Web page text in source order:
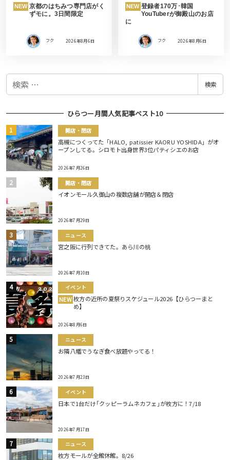
NEW 京都のはちみつ専門店がく
ずモに。3日間限定
フク 2026年8月6日
NEW 登録者170万･韓国
YouTuberが御殿山のお店
に
フク 2026年8月6日
検
検索
ひらつー月間人気記事ベスト10
開店・閉店
高槻につくってた「HALO, patissier KAORU YOSHIDA」がオ
ープンしてる。シロモト出身世界3位パティシエのお店
2026年7月26日
開店・閉店
イオンモール久御山の複数店舗が開店＆閉店
2026年7月29日
ニュース
宮之阪に行列できてた。あら川の桃
2026年7月10日
イベント
NEW 枚方の近所の夏祭りスケジュール2026【ひらつーまと
め】
2026年8月6日
ニュース
お隣八幡でうなぎ食べ放題やってる！
2026年7月23日
イベント
日本で1台だけ｢クッピーラムネカフェ｣が枚方に！7/18
2026年7月17日
ニュース
枚方モールが全館休館。8/26